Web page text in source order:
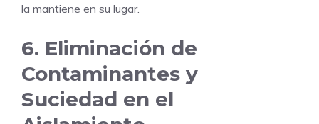
la mantiene en su lugar.
6. Eliminación de
Contaminantes y
Suciedad en el